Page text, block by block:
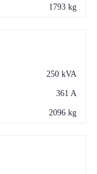
1793 kg
250 kVA
361 A
2096 kg